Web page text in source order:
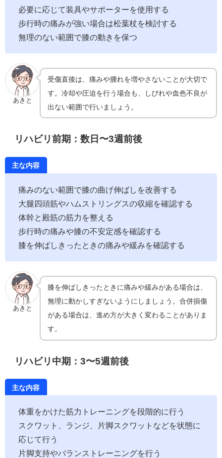
必要に応じて装具やサポーターを使用する
歩行時の痛みが強い場合は松葉杖を検討する
無理のない範囲で膝の動きを保つ
あきと
受傷直後は、痛みや腫れを増やさないことが大切で
す。冷却や圧迫を行う場合も、しびれや血色不良が
出ない範囲で行いましょう。
リハビリ前期：数日〜3週前後
主な内容
痛みのない範囲で膝の曲げ伸ばしを改善する
大腿四頭筋やハムストリングスの収縮を確認する
体幹と殿筋の筋力を整える
歩行時の痛みや膝の不安定感を確認する
膝を伸ばしきったときの痛みや緩みを確認する
あきと
膝を伸ばしきったときに痛みや緩みがある場合は、
無理に動かしすぎないようにしましょう。合併損傷
がある場合は、進め方が大きく変わることがありま
す。
リハビリ中期：3〜5週前後
主な内容
体重をかけた筋力トレーニングを段階的に行う
スクワット、ランジ、片脚スクワットなどを状態に
応じて行う
片脚支持やバランストレーニングを行う